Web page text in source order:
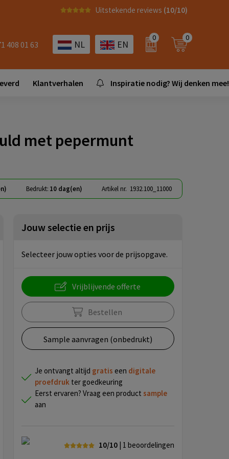
Uitstekende reviews (10/10)
408 01 63 NL EN
0 0
Klantverhalen Inspiratie nodig? Wij denken mee!
met pepermunt
Bedrukt: 10 dag(en) Artikel nr. 1932.100_11000
Jouw selectie en prijs
Selecteer jouw opties voor de prijsopgave.
Vrijblijvende offerte
Bestellen
Sample aanvragen (onbedrukt)
Je ontvangt altijd gratis een digitale
proefdrukter goedkeuring
Eerst ervaren? Vraag een product sample
aan
10/10 | 1 beoordelingen